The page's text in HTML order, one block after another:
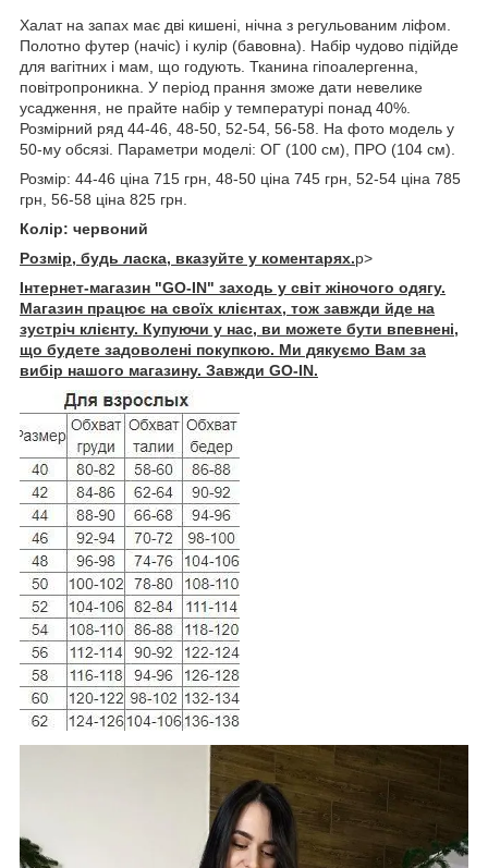
Халат на запах має дві кишені, нічна з регульованим ліфом.
Полотно футер (начіс) і кулір (бавовна). Набір чудово підійде
для вагітних і мам, що годують. Тканина гіпоалергенна,
повітропроникна. У період прання зможе дати невелике
усадження, не прайте набір у температурі понад 40%.
Розмірний ряд 44-46, 48-50, 52-54, 56-58. На фото модель у
50-му обсязі. Параметри моделі: ОГ (100 см), ПРО (104 см).
Розмір: 44-46 ціна 715 грн, 48-50 ціна 745 грн, 52-54 ціна 785
грн, 56-58 ціна 825 грн.
Колір: червоний
Розмір, будь ласка, вказуйте у коментарях.p>
Інтернет-магазин "GO-IN" заходь у світ жіночого одягу.
Магазин працює на своїх клієнтах, тож завжди йде на
зустріч клієнту. Купуючи у нас, ви можете бути впевнені,
що будете задоволені покупкою. Ми дякуємо Вам за
вибір нашого магазину. Завжди GO-IN.